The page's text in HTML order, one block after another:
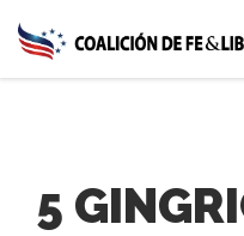
main
content
5